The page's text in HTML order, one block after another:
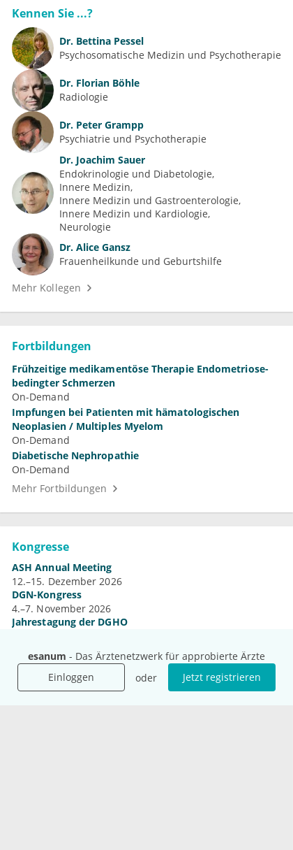
esanum - Das Ärztenetzwerk für approbierte Ärzte
Einloggen
oder Jetzt registrieren
Kennen Sie ...?
Dr. Bettina Pessel
Psychosomatische Medizin und Psychotherapie
Dr. Florian Böhle
Radiologie
Dr. Peter Grampp
Psychiatrie und Psychotherapie
Dr. Joachim Sauer
Endokrinologie und Diabetologie
Innere Medizin
Innere Medizin und Gastroenterologie
Innere Medizin und Kardiologie
Neurologie
Dr. Alice Gansz
Frauenheilkunde und Geburtshilfe
Mehr Kollegen
Fortbildungen
Frühzeitige medikamentöse Therapie Endometriose-
bedingter Schmerzen
On-Demand
Impfungen bei Patienten mit hämatologischen
Neoplasien / Multiples Myelom
On-Demand
Diabetische Nephropathie
On-Demand
Mehr Fortbildungen
Kongresse
ASH Annual Meeting
12.–15. Dezember 2026
DGN-Kongress
4.–7. November 2026
Jahrestagung der DGHO
Mehr Kongresse